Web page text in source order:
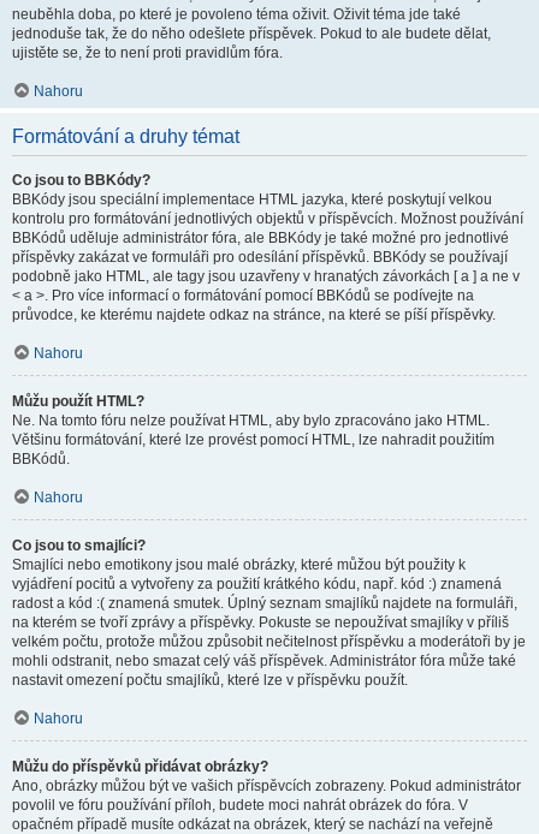
neuběhla doba, po které je povoleno téma oživit. Oživit téma jde také
jednoduše tak, že do něho odešlete příspěvek. Pokud to ale budete dělat,
ujistěte se, že to není proti pravidlům fóra.
Nahoru
Formátování a druhy témat
Co jsou to BBKódy?
BBKódy jsou speciální implementace HTML jazyka, které poskytují velkou
kontrolu pro formátování jednotlivých objektů v příspěvcích. Možnost používání
BBKódů uděluje administrátor fóra, ale BBKódy je také možné pro jednotlivé
příspěvky zakázat ve formuláři pro odesílání příspěvků. BBKódy se používají
podobně jako HTML, ale tagy jsou uzavřeny v hranatých závorkách [ a ] a ne v
< a >. Pro více informací o formátování pomocí BBKódů se podívejte na
průvodce, ke kterému najdete odkaz na stránce, na které se píší příspěvky.
Nahoru
Můžu použít HTML?
Ne. Na tomto fóru nelze používat HTML, aby bylo zpracováno jako HTML.
Většinu formátování, které lze provést pomocí HTML, lze nahradit použitím
BBKódů.
Nahoru
Co jsou to smajlíci?
Smajlíci nebo emotikony jsou malé obrázky, které můžou být použity k
vyjádření pocitů a vytvořeny za použití krátkého kódu, např. kód :) znamená
radost a kód :( znamená smutek. Úplný seznam smajlíků najdete na formuláři,
na kterém se tvoří zprávy a příspěvky. Pokuste se nepoužívat smajlíky v příliš
velkém počtu, protože můžou způsobit nečitelnost příspěvku a moderátoři by je
mohli odstranit, nebo smazat celý váš příspěvek. Administrátor fóra může také
nastavit omezení počtu smajlíků, které lze v příspěvku použít.
Nahoru
Můžu do příspěvků přidávat obrázky?
Ano, obrázky můžou být ve vašich příspěvcích zobrazeny. Pokud administrátor
povolil ve fóru používání příloh, budete moci nahrát obrázek do fóra. V
opačném případě musíte odkázat na obrázek, který se nachází na veřejně